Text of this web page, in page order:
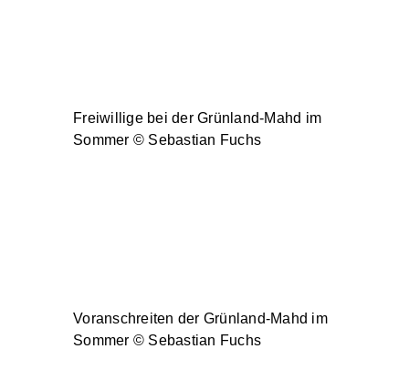
Freiwillige bei der Grünland-Mahd im
Sommer © Sebastian Fuchs
Voranschreiten der Grünland-Mahd im
Sommer © Sebastian Fuchs